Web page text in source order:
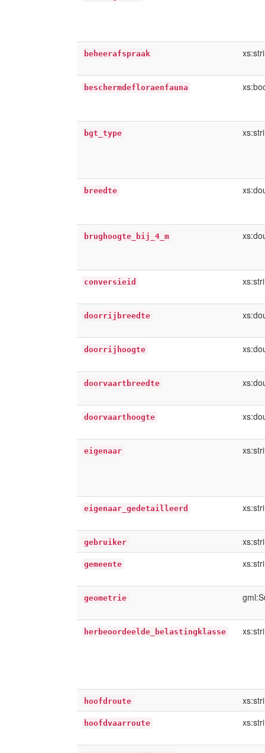
beheerafspraak
beschermdefloraenfauna
bgt_type
breedte
brughoogte_bij_4_m
conversieid
doorrijbreedte
doorrijhoogte
doorvaartbreedte
doorvaarthoogte
eigenaar
eigenaar_gedetailleerd
gebruiker
gemeente
geometrie
herbeoordeelde_belastingklasse
hoofdroute
hoofdvaarroute